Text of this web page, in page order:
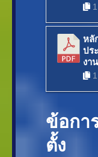
1
หลั
ปร
งาน
1
ข้อกา
ตั้ง